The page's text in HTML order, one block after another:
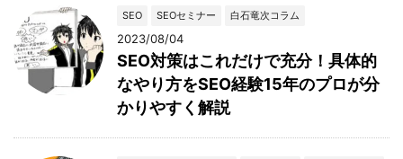
SEO SEOセミナー 白石竜次コラム
2023/08/04
SEO対策はこれだけで充分！具体的
なやり方をSEO経験15年のプロが分
かりやすく解説